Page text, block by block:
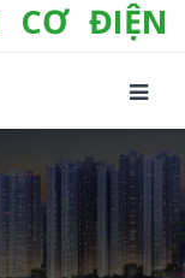
CƠ ĐIỆN
M&E
Văn Thụ, Q.
Fax: +(84-24) 3 632 1297
www.megroup.vn